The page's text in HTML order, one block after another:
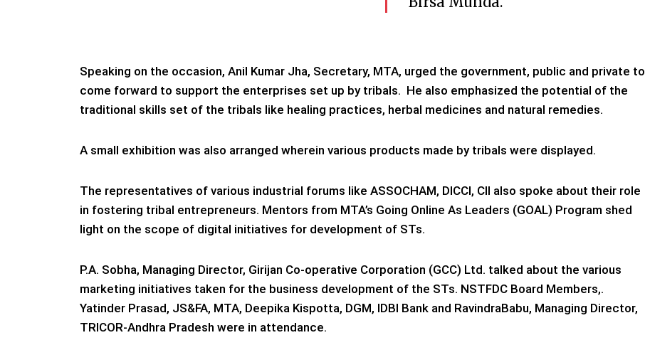
Speaking on the occasion, Anil Kumar Jha, Secretary, MTA, urged the government, public and private to
come forward to support the enterprises set up by tribals. He also emphasized the potential of the
traditional skills set of the tribals like healing practices, herbal medicines and natural remedies.
A small exhibition was also arranged wherein various products made by tribals were displayed.
The representatives of various industrial forums like ASSOCHAM, DICCI, CII also spoke about their role
in fostering tribal entrepreneurs. Mentors from MTA’s Going Online As Leaders (GOAL) Program shed
light on the scope of digital initiatives for development of STs.
P.A. Sobha, Managing Director, Girijan Co-operative Corporation (GCC) Ltd. talked about the various
marketing initiatives taken for the business development of the STs. NSTFDC Board Members,.
Yatinder Prasad, JS&FA, MTA, Deepika Kispotta, DGM, IDBI Bank and RavindraBabu, Managing Director,
TRICOR-Andhra Pradesh were in attendance.